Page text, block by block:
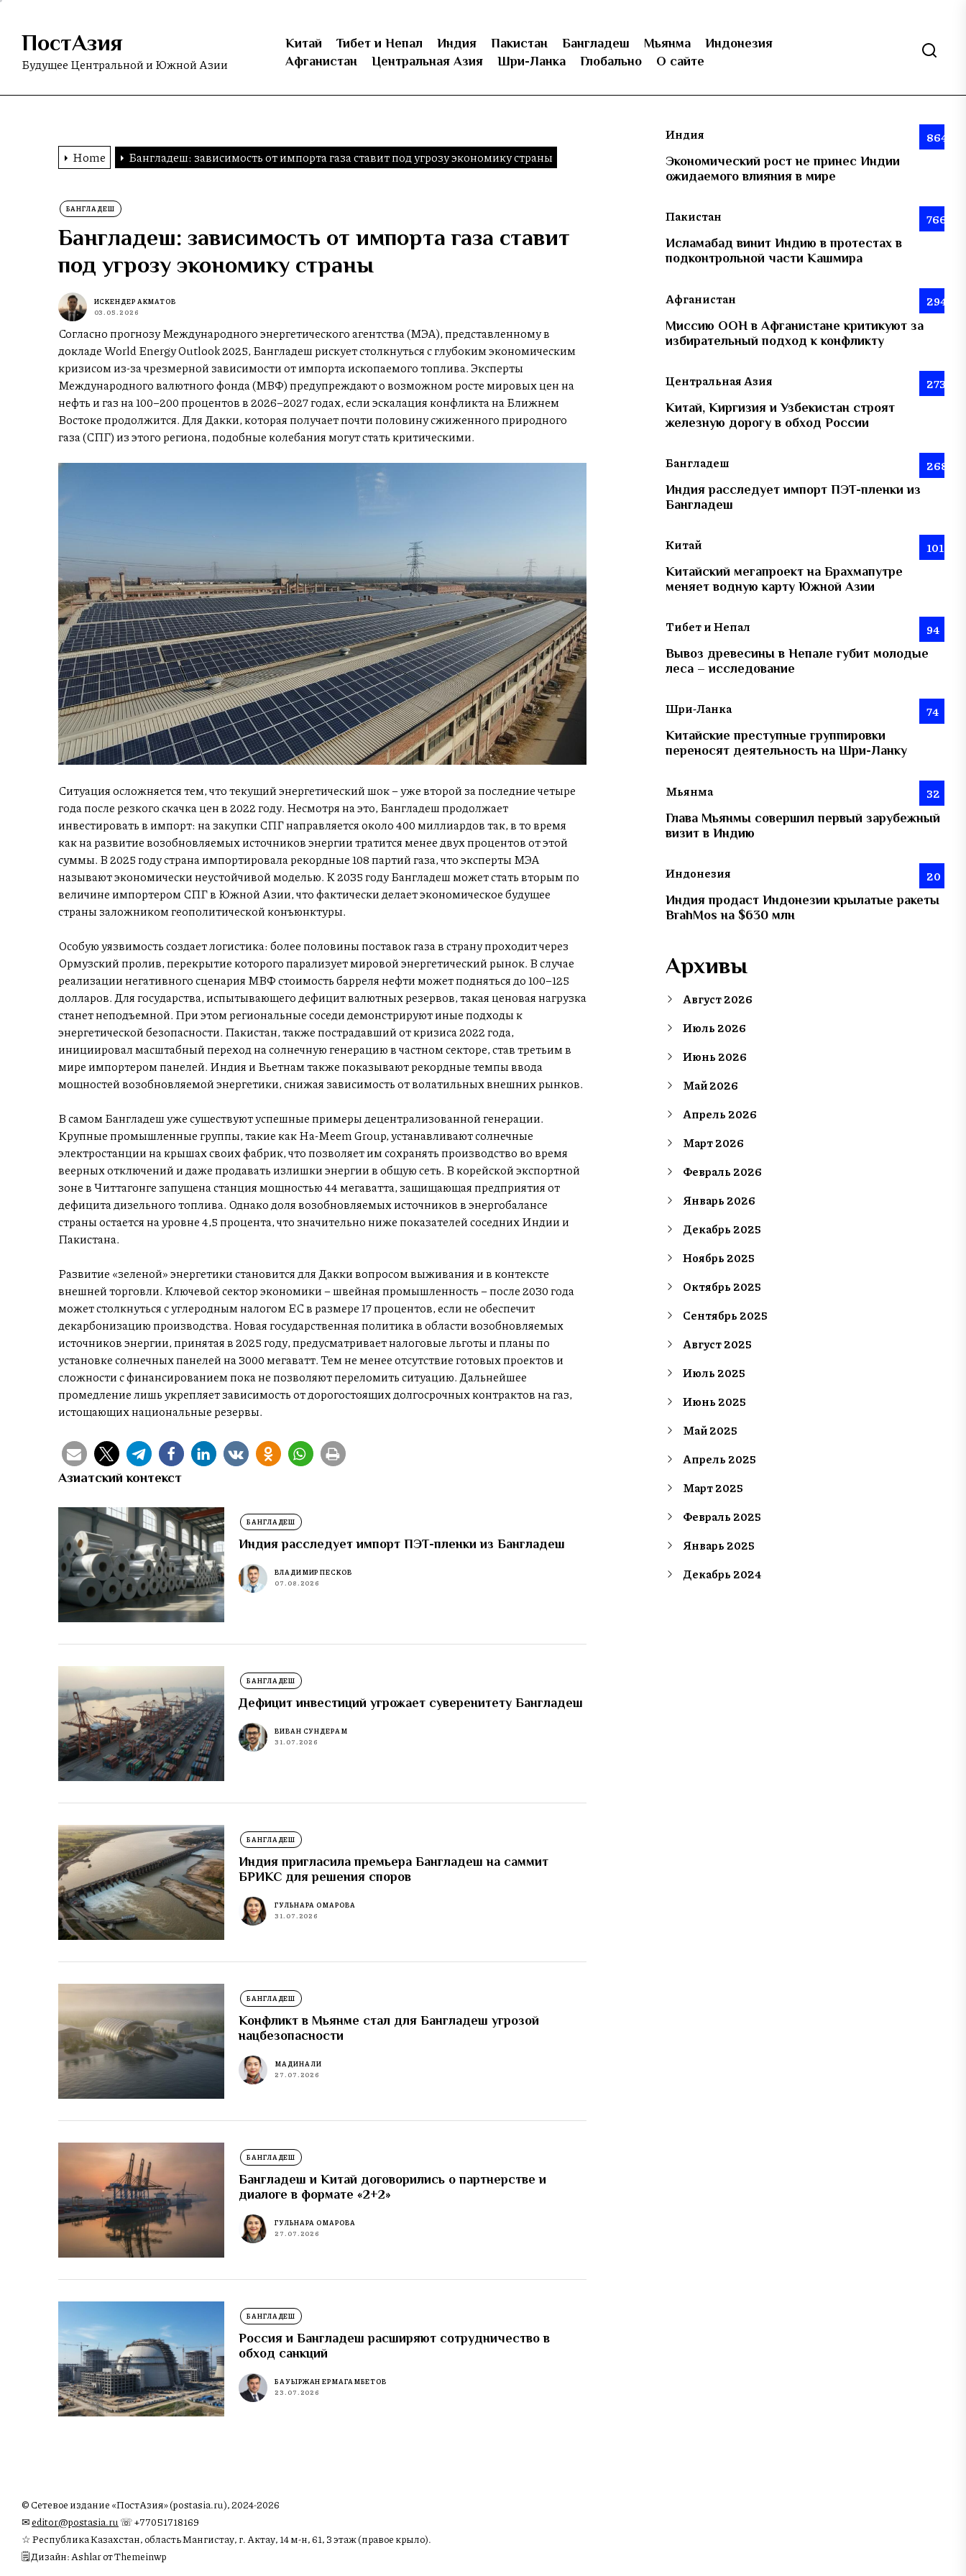
Skip
content
ПостАзия
Будущее Центральной и Южной Азии
Китай Тибет и Непал Индия Пакистан Бангладеш Мьянма
Индонезия
Афганистан
Центральная Азия Шри-Ланка Глобально О сайте
Home Бангладеш: зависимость от импорта газа ставит под угрозу экономику страны
БАНГЛАДЕШ
Бангладеш: зависимость от импорта газа ставит
под угрозу экономику страны
ИСКЕНДЕР АКМАТОВ
03.05.2026
Согласно прогнозу Международного энергетического агентства (МЭА), представленному в
докладе World Energy Outlook 2025, Бангладеш рискует столкнуться с глубоким экономическим
кризисом из-за чрезмерной зависимости от импорта ископаемого топлива. Эксперты
Международного валютного фонда (МВФ) предупреждают о возможном росте мировых цен на
нефть и газ на 100–200 процентов в 2026–2027 годах, если эскалация конфликта на Ближнем
Востоке продолжится. Для Дакки, которая получает почти половину сжиженного природного
газа (СПГ) из этого региона, подобные колебания могут стать критическими.
Ситуация осложняется тем, что текущий энергетический шок – уже второй за последние четыре
года после резкого скачка цен в 2022 году. Несмотря на это, Бангладеш продолжает
инвестировать в импорт: на закупки СПГ направляется около 400 миллиардов так, в то время
как на развитие возобновляемых источников энергии тратится менее двух процентов от этой
суммы. В 2025 году страна импортировала рекордные 108 партий газа, что эксперты МЭА
называют экономически неустойчивой моделью. К 2035 году Бангладеш может стать вторым по
величине импортером СПГ в Южной Азии, что фактически делает экономическое будущее
страны заложником геополитической конъюнктуры.
Особую уязвимость создает логистика: более половины поставок газа в страну проходит через
Ормузский пролив, перекрытие которого парализует мировой энергетический рынок. В случае
реализации негативного сценария МВФ стоимость барреля нефти может подняться до 100–125
долларов. Для государства, испытывающего дефицит валютных резервов, такая ценовая нагрузка
станет неподъемной. При этом региональные соседи демонстрируют иные подходы к
энергетической безопасности. Пакистан, также пострадавший от кризиса 2022 года,
инициировал масштабный переход на солнечную генерацию в частном секторе, став третьим в
мире импортером панелей. Индия и Вьетнам также показывают рекордные темпы ввода
мощностей возобновляемой энергетики, снижая зависимость от волатильных внешних рынков.
В самом Бангладеш уже существуют успешные примеры децентрализованной генерации.
Крупные промышленные группы, такие как Ha-Meem Group, устанавливают солнечные
электростанции на крышах своих фабрик, что позволяет им сохранять производство во время
веерных отключений и даже продавать излишки энергии в общую сеть. В корейской экспортной
зоне в Читтагонге запущена станция мощностью 44 мегаватта, защищающая предприятия от
дефицита дизельного топлива. Однако доля возобновляемых источников в энергобалансе
страны остается на уровне 4,5 процента, что значительно ниже показателей соседних Индии и
Пакистана.
Развитие «зеленой» энергетики становится для Дакки вопросом выживания и в контексте
внешней торговли. Ключевой сектор экономики – швейная промышленность – после 2030 года
может столкнуться с углеродным налогом ЕС в размере 17 процентов, если не обеспечит
декарбонизацию производства. Новая государственная политика в области возобновляемых
источников энергии, принятая в 2025 году, предусматривает налоговые льготы и планы по
установке солнечных панелей на 3000 мегаватт. Тем не менее отсутствие готовых проектов и
сложности с финансированием пока не позволяют переломить ситуацию. Дальнейшее
промедление лишь укрепляет зависимость от дорогостоящих долгосрочных контрактов на газ,
истощающих национальные резервы.
Азиатский контекст
БАНГЛАДЕШ
Индия расследует импорт ПЭТ-пленки из Бангладеш
ВЛАДИМИР ПЕСКОВ
07.08.2026
БАНГЛАДЕШ
Дефицит инвестиций угрожает суверенитету Бангладеш
ВИВАН СУНДЕРАМ
31.07.2026
БАНГЛАДЕШ
Индия пригласила премьера Бангладеш на саммит
БРИКС для решения споров
ГУЛЬНАРА ОМАРОВА
31.07.2026
БАНГЛАДЕШ
Конфликт в Мьянме стал для Бангладеш угрозой
нацбезопасности
МАДИНА ЛИ
27.07.2026
БАНГЛАДЕШ
Бангладеш и Китай договорились о партнерстве и
диалоге в формате «2+2»
ГУЛЬНАРА ОМАРОВА
27.07.2026
БАНГЛАДЕШ
Россия и Бангладеш расширяют сотрудничество в
обход санкций
БАУЫРЖАН ЕРМАГАМБЕТОВ
23.07.2026
Индия 864
Экономический рост не принес Индии
ожидаемого влияния в мире
Пакистан 766
Исламабад винит Индию в протестах в
подконтрольной части Кашмира
Афганистан 294
Миссию ООН в Афганистане критикуют за
избирательный подход к конфликту
Центральная Азия 273
Китай, Киргизия и Узбекистан строят
железную дорогу в обход России
Бангладеш 268
Индия расследует импорт ПЭТ-пленки из
Бангладеш
Китай 101
Китайский мегапроект на Брахмапутре
меняет водную карту Южной Азии
Тибет и Непал 94
Вывоз древесины в Непале губит молодые
леса – исследование
Шри-Ланка 74
Китайские преступные группировки
переносят деятельность на Шри-Ланку
Мьянма 32
Глава Мьянмы совершил первый зарубежный
визит в Индию
Индонезия 20
Индия продаст Индонезии крылатые ракеты
BrahMos на $630 млн
Архивы
Август 2026
Июль 2026
Июнь 2026
Май 2026
Апрель 2026
Март 2026
Февраль 2026
Январь 2026
Декабрь 2025
Ноябрь 2025
Октябрь 2025
Сентябрь 2025
Август 2025
Июль 2025
Июнь 2025
Май 2025
Апрель 2025
Март 2025
Февраль 2025
Январь 2025
Декабрь 2024
© Сетевое издание «ПостАзия» (postasia.ru), 2024-2026
✉︎editor@postasia.ru ☏ +77051718169
☆ Республика Казахстан, область Мангистау, г. Актау, 14 м-н, 61, 3 этаж (правое крыло).
🗒 Дизайн: Ashlar от Themeinwp